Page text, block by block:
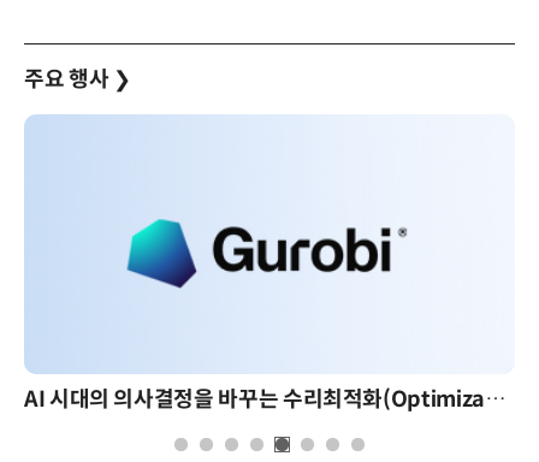
주요 행사 ❯
AI 시대의 의사결정을 바꾸는 수리최적화(Optimization): 실제 산업 적용 사례와 활용 전략 AI 핀옵스 실전 세미나: 폭증